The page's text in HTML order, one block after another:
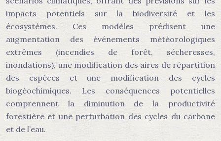
impacts potentiels sur la biodiversité et les
écosystèmes. Ces modèles prédisent une
augmentation des événements météorologiques
extrêmes (incendies de forêt, sécheresses,
inondations), une modification des aires de répartition
des espèces et une modification des cycles
biogéochimiques. Les conséquences potentielles
comprennent la diminution de la productivité
forestière et une perturbation des cycles du carbone
et de l’eau.